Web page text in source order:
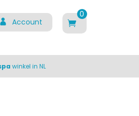
Account
0
m
winkel in NL